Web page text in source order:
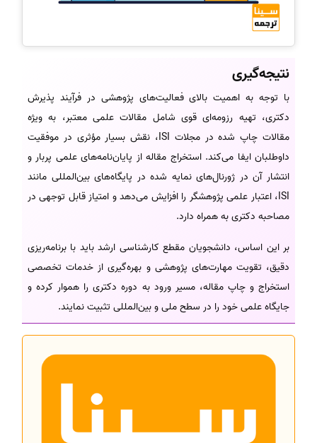
نتیجه‌گیری
با توجه به اهمیت بالای فعالیت‌های پژوهشی در فرآیند پذیرش
دکتری، تهیه رزومه‌ای قوی شامل مقالات علمی معتبر، به ویژه
مقالات چاپ شده در مجلات ISI، نقش بسیار مؤثری در موفقیت
داوطلبان ایفا می‌کند. استخراج مقاله از پایان‌نامه‌های علمی پربار و
انتشار آن در ژورنال‌های نمایه شده در پایگاه‌های بین‌المللی مانند
ISI، اعتبار علمی پژوهشگر را افزایش می‌دهد و امتیاز قابل توجهی در
مصاحبه دکتری به همراه دارد.
بر این اساس، دانشجویان مقطع کارشناسی ارشد باید با برنامه‌ریزی
دقیق، تقویت مهارت‌های پژوهشی و بهره‌گیری از خدمات تخصصی
استخراج و چاپ مقاله، مسیر ورود به دوره دکتری را هموار کرده و
جایگاه علمی خود را در سطح ملی و بین‌المللی تثبیت نمایند.